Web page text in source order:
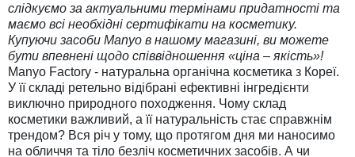
слідкуємо за актуальними термінами придатності та
маємо всі необхідні сертифікати на косметику.
Купуючи засоби Manyo в нашому магазині, ви можете
бути впевнені щодо співвідношення «ціна – якість»!
Manyo Factory - натуральна органічна косметика з Кореї.
У її складі ретельно відібрані ефективні інгредієнти
виключно природного походження. Чому склад
косметики важливий, а її натуральність стає справжнім
трендом? Вся річ у тому, що протягом дня ми наносимо
на обличчя та тіло безліч косметичних засобів. А чи